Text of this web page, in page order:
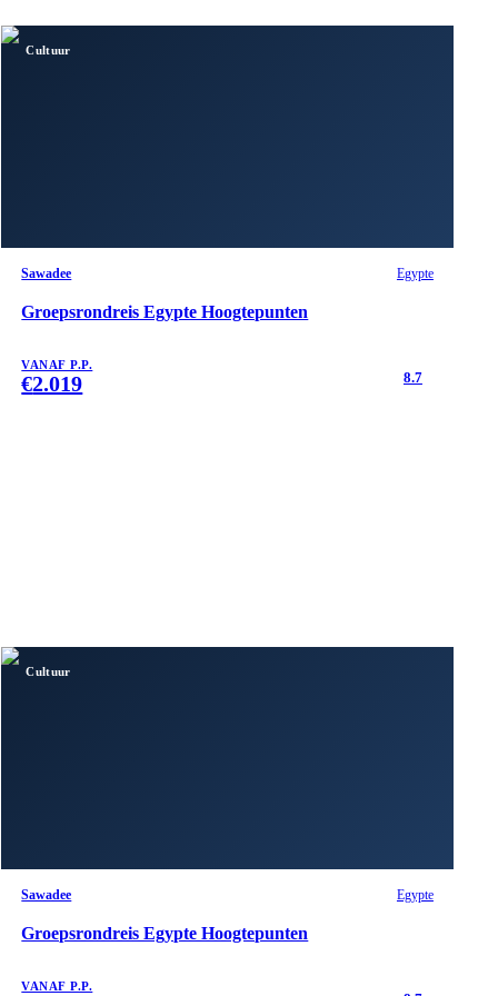
Cultuur
Sawadee Egypte
Groepsrondreis Egypte Hoogtepunten
VANAF P.P.
€2.019 8.7
Cultuur
Sawadee Egypte
Groepsrondreis Egypte Hoogtepunten
VANAF P.P.